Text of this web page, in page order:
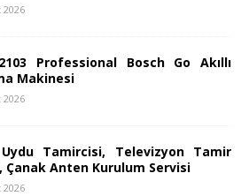
2026
Professional Bosch Go Akıllı
Makinesi
2026
Uydu Tamircisi, Televizyon Tamir
Çanak Anten Kurulum Servisi
2026